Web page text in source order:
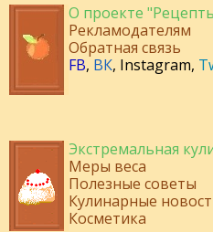
О проекте
Рекламодателям
Обратная связь
FB, ВК, Instagram,
Экстремальная
Меры веса
Полезные советы
Кулинарные
Косметика